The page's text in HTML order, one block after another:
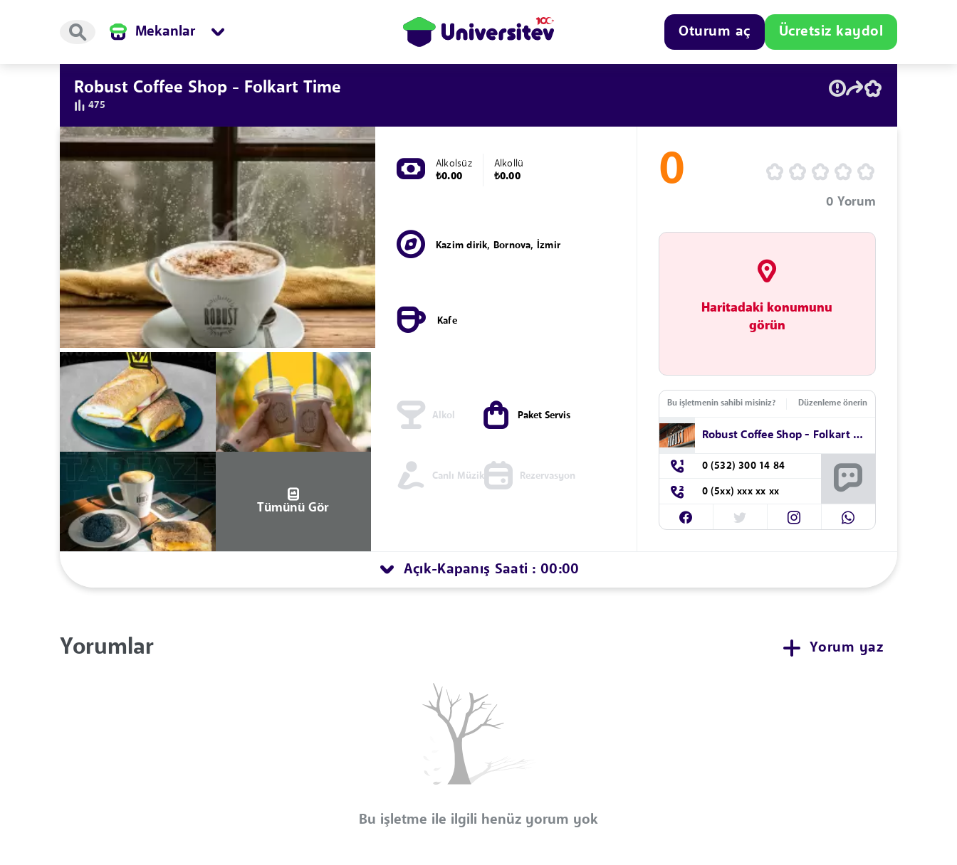
Mekanlar Oturum aç Ücretsiz kaydol
Robust Coffee Shop - Folkart Time
475
Tümünü Gör
Alkolsüz
₺0.00
Alkollü
₺0.00
Kazim dirik, Bornova, İzmir
Kafe
Alkol Paket Servis
Canlı Müzik Rezervasyon
0
0 Yorum
Haritadaki konumunu
görün
Bu işletmenin sahibi misiniz? Düzenleme önerin
Robust Coffee Shop - Folkart Time
0 (532) 300 14 84
0 (5xx) xxx xx xx
Açık-Kapanış Saati : 00:00
Yorumlar Yorum yaz
Bu işletme ile ilgili henüz yorum yok